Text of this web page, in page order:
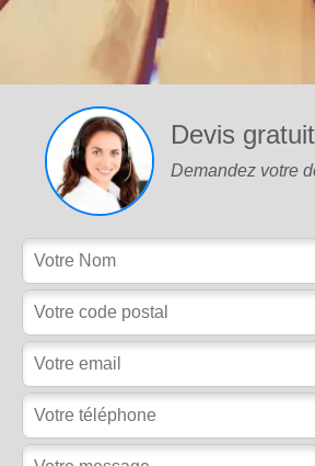
Devis gratuit
Demandez votre